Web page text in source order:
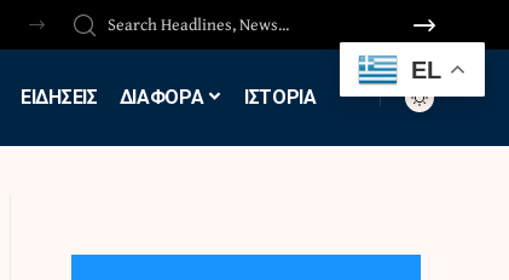
ΕΙΔΗΣΕΙΣ ΔΙΑΦΟΡΑ ΙΣΤΟΡΙΑ
EL